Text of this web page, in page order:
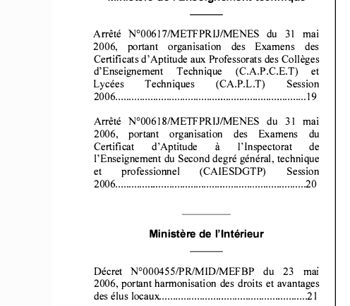
Arrêté N°00617/METFPRIJ/MENES du 31
mai
2006,
portant organisation des Examens
des
Certificats d'Aptitude aux Professorats des Collèges
d'Enseignement
Technique (C.A.P.C.E.T)
et
Lycées
Techniques (CA.P.L.T)
Session
2006 ....................................................................... 19
Arrêté N°00618/METFPRIJ/MENES du 31
mai
2006,
portant organisation des Examens
du
Certificat     d'Aptitude
à l'Inspectorat
de
l'Enseignement du Second degré général, technique
et
professionnel (CAIESDGTP)
Session
2006 ....................................................................... 20
Ministère de  l'Intérieur
Décret N°000455IPRIMID/MEFBP du 23
mai
2006, portant harmonisation des droits et avantages
des élus locaux ....................................................... 21